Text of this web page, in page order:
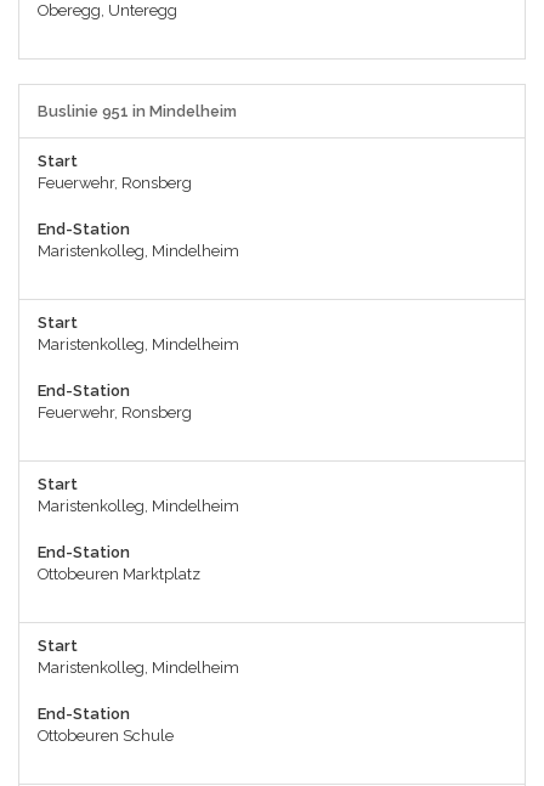
Oberegg, Unteregg
Buslinie 951 in Mindelheim
Start
Feuerwehr, Ronsberg
End-Station
Maristenkolleg, Mindelheim
Start
Maristenkolleg, Mindelheim
End-Station
Feuerwehr, Ronsberg
Start
Maristenkolleg, Mindelheim
End-Station
Ottobeuren Marktplatz
Start
Maristenkolleg, Mindelheim
End-Station
Ottobeuren Schule